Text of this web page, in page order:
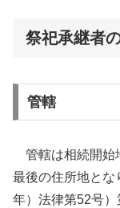
祭祀承継者
管轄
管轄は相続開始
最後の住所地とな
年）法律第52号）